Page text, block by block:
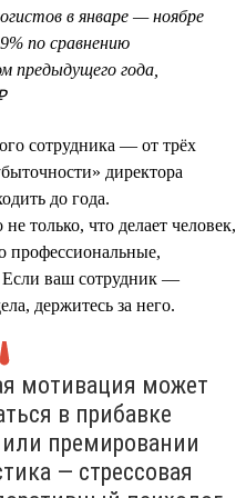
в январе — ноябре
по сравнению
предыдущего года,
сотрудника — от трёх
директора
до года.
только, что делает человек,
профессиональные,
ваш сотрудник —
держитесь за него.
мотивация может
в прибавке
или премировании
— стрессовая